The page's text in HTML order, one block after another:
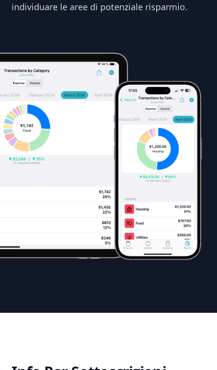
individuare le aree di potenziale risparmio.